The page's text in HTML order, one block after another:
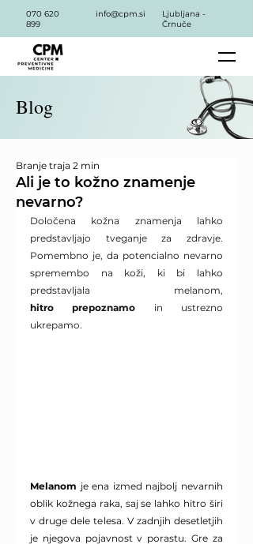
070 620
899
info@cpm.si
Ljubljana -
Črnuče
Blog
Ali je to kožno znamenje
nevarno?
Branje traja 2 min
Določena kožna znamenja lahko
predstavljajo tveganje za zdravje.
Pomembno je, da potencialno nevarno
spremembo na koži, ki bi lahko
hitro
prepoznamo in ustrezno
ukrepamo.
Melanom je ena izmed najbolj nevarnih
oblik kožnega raka, saj se lahko hitro širi
v druge dele telesa. V zadnjih desetletjih
je njegova pojavnost v porastu. Gre za